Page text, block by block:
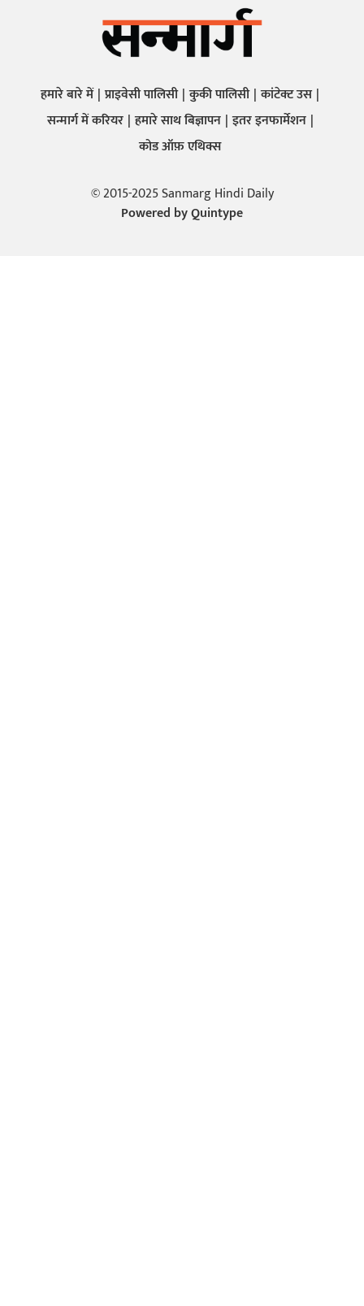
हमारे बारे में प्राइवेसी पालिसी कुकी पालिसी कांटेक्ट उस
सन्मार्ग में करियर हमारे साथ बिज्ञापन इतर इनफार्मेशन
कोड ऑफ़ एथिक्स
© 2015-2025 Sanmarg Hindi Daily
Powered byQuintype